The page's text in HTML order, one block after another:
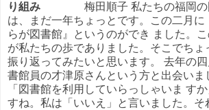
り組み
梅田順子 私たちの福岡の
は、まだ一年ちょっとです。この二月に
らが図書館』というのができ ました。
が私たちの歩でありました。そこでちょ
振り返ってみたいと思います。 去年の
書館員の才津原さんという方と出会いま
「図書館を利用していらっしゃいま す
すね。私は「いいえ」と言いました。そ